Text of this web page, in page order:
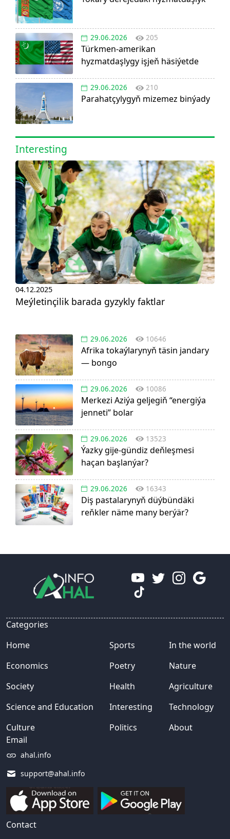
29.06.2026 205
Türkmen-amerikan
hyzmatdaşlygy işjeň häsiýetde
29.06.2026 210
Parahatçylygyň mizemez binýady
Interesting
04.12.2025
Meýletinçilik barada gyzykly faktlar
29.06.2026 10646
Afrika tokaýlarynyň täsin jandary
— bongo
29.06.2026 10086
Merkezi Aziýa geljegiň “energiýa
jenneti” bolar
29.06.2026 13523
Ýazky gije-gündiz deňleşmesi
haçan başlanýar?
29.06.2026 16343
Diş pastalarynyň düýbündäki
reňkler näme many berýär?
Email
ahal.info
support@ahal.info
Categories
Home
Economics
Society
Science and Education
Culture
Sports
Poetry
Health
Interesting
Politics
In the world
Nature
Agriculture
Technology
About
Contact